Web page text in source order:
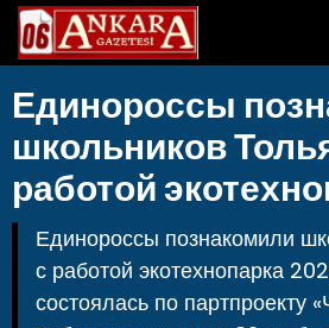
Единороссы
школьников
работой
Единороссы познакомили
с работой экотехнопарка
состоялась по партпроекту